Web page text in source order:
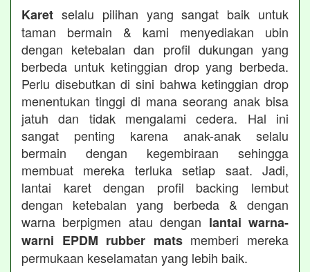
Karet selalu pilihan yang sangat baik untuk
taman bermain & kami menyediakan ubin
dengan ketebalan dan profil dukungan yang
berbeda untuk ketinggian drop yang berbeda.
Perlu disebutkan di sini bahwa ketinggian drop
menentukan tinggi di mana seorang anak bisa
jatuh dan tidak mengalami cedera. Hal ini
sangat penting karena anak-anak selalu
bermain dengan kegembiraan sehingga
membuat mereka terluka setiap saat. Jadi,
lantai karet dengan profil backing lembut
dengan ketebalan yang berbeda & dengan
warna berpigmen atau dengan lantai warna-
warni EPDM rubber matsmemberi mereka
permukaan keselamatan yang lebih baik.